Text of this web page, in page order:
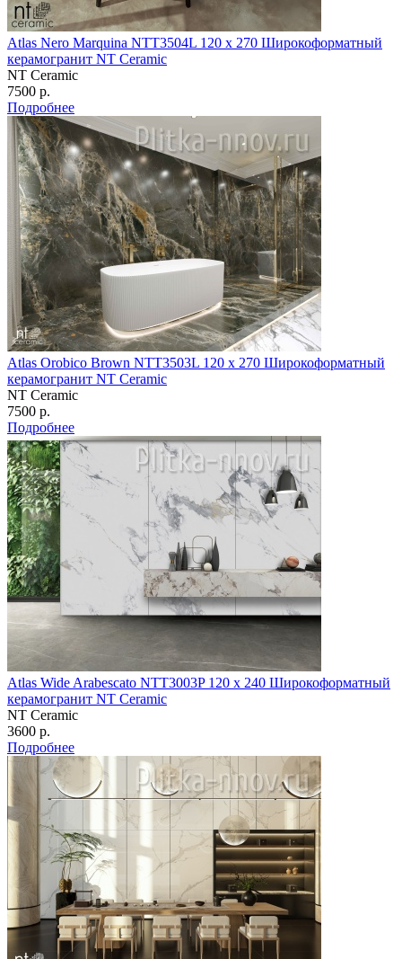
Atlas Nero Marquina NTT3504L 120 х 270 Широкоформатный
керамогранит NT Ceramic
NT Ceramic
7500 р.
Подробнее
Atlas Orobico Brown NTT3503L 120 х 270 Широкоформатный
керамогранит NT Ceramic
NT Ceramic
7500 р.
Подробнее
Atlas Wide Arabescato NTT3003P 120 х 240 Широкоформатный
керамогранит NT Ceramic
NT Ceramic
3600 р.
Подробнее